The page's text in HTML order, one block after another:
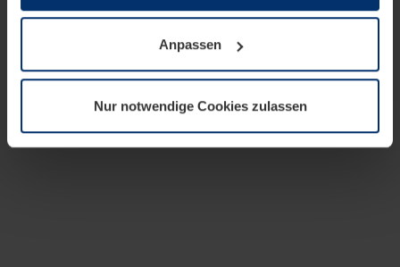
wenn diese für den Betrieb dieser Seite unbedingt
notwendig sind. Für alle anderen Cookie-Typen benötigen
wir Ihre Erlaubnis. Ihre Einwilligung können Sie jederzeit
Datenschutzerklärungunserer Website ändern oder
widerrufen.
Anpassen
Nur notwendige Cookies zulassen